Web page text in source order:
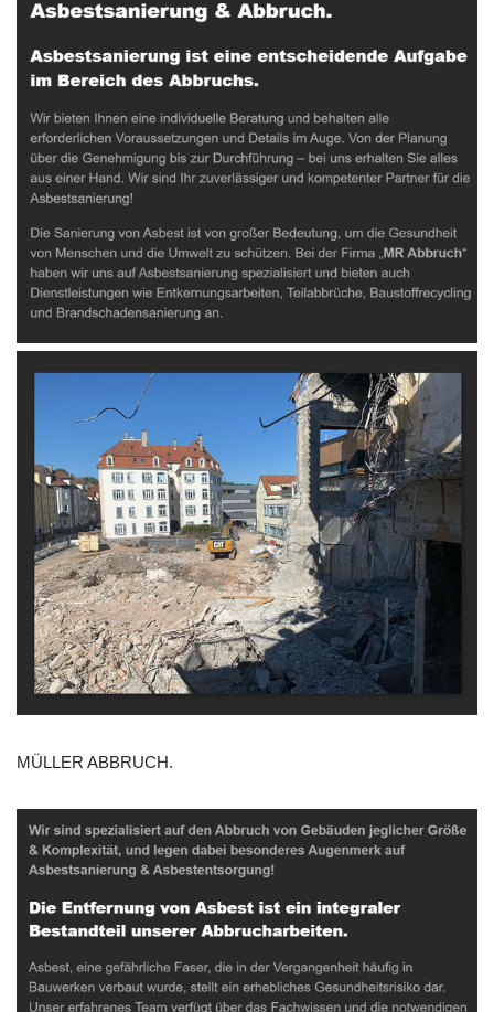
MÜLLER ABBRUCH.